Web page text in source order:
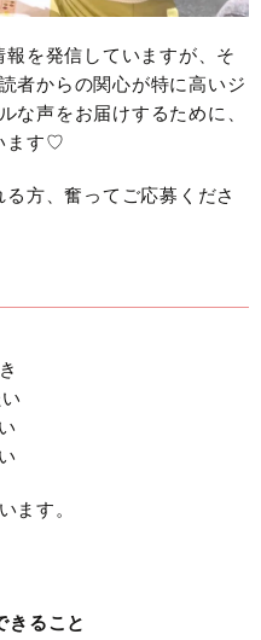
を発信していますが、そ
者からの関心が特に高いジ
な声をお届けするために、
ます♡
方、奮ってご応募くださ
ます。
きること